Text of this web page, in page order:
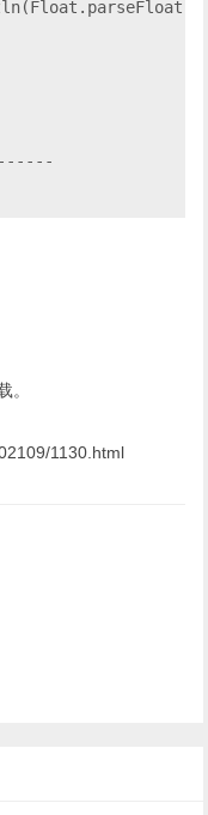
------
。
1130.html